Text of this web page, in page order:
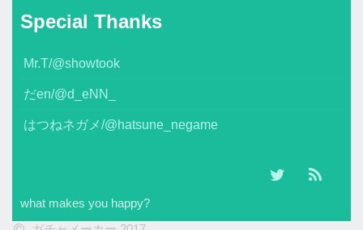
Special Thanks
Mr.T/@showtook
だen/@d_eNN_
はつねネガメ/@hatsune_negame
what makes you happy?